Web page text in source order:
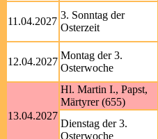
11.04.2027
3. Sonntag der
Osterzeit
12.04.2027
Montag der 3.
Osterwoche
13.04.2027
Hl. Martin I., Papst,
Märtyrer (655)
Dienstag der 3.
Osterwoche